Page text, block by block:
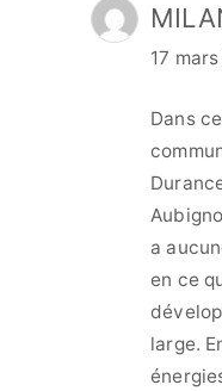
17
Dans
a
en ce
large.